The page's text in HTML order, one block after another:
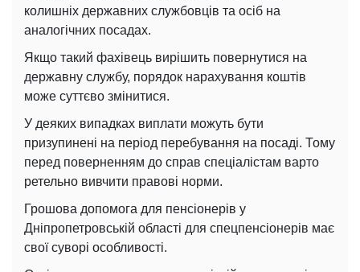
колишніх державних службовців та осіб на
аналогічних посадах.
Якщо такий фахівець вирішить повернутися на
державну службу, порядок нарахування коштів
може суттєво змінитися.
У деяких випадках виплати можуть бути
призупинені на період перебування на посаді. Тому
перед поверненням до справ спеціалістам варто
ретельно вивчити правові норми.
Грошова допомога для пенсіонерів у
Дніпропетровській області для спецпенсіонерів має
свої суворі особливості.